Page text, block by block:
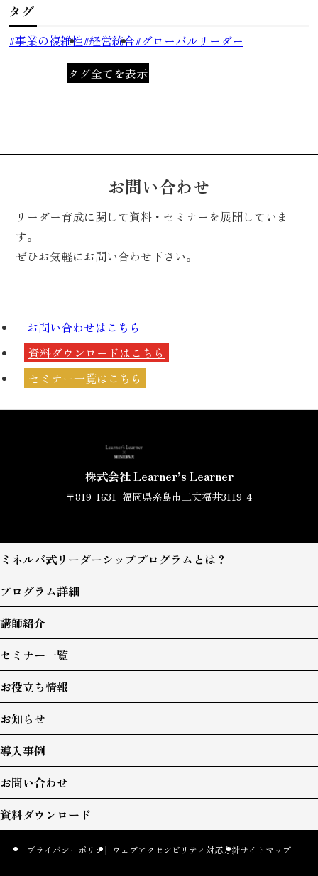
タグ
事業の複雑性 経営統合 グローバルリーダー
タグ全てを表示
お問い合わせ
リーダー育成に関して資料・セミナーを展開していま
す。
ぜひお気軽にお問い合わせ下さい。
お問い合わせはこちら
資料ダウンロードはこちら
セミナー一覧はこちら
株式会社 Learner’s Learner
〒819-1631 福岡県糸島市二丈福井3119-4
ミネルバ式リーダーシッププログラムとは？
プログラム詳細
講師紹介
セミナー一覧
お役立ち情報
お知らせ
導入事例
お問い合わせ
資料ダウンロード
プライバシーポリシーウェブアクセシビリティ対応方針サイトマップ